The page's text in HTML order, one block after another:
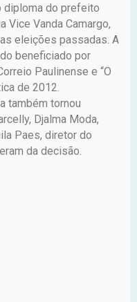
diploma do prefeito
Vice Vanda Camargo,
eleições passadas. A
beneficiado por
Paulinense e “O
de 2012.
também tornou
Djalma Moda,
Paes, diretor do
da decisão.